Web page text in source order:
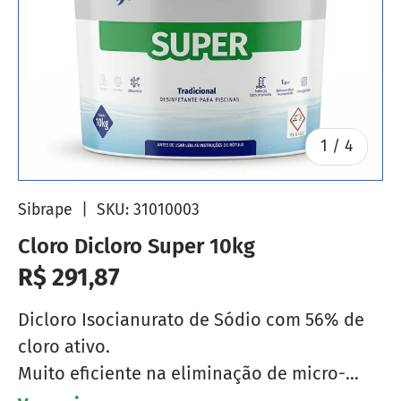
1 / de
4
Sibrape SKU: 31010003
Cloro Dicloro Super 10kg
Preço normal
R$ 291,87
Dicloro Isocianurato de Sódio com 56% de
cloro ativo.
Muito eficiente na eliminação de micro-